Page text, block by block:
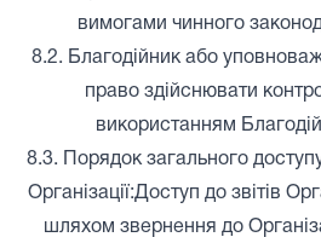
вимогами чинного
8.2. Благодійник або
право здійснювати
використанням
8.3. Порядок загального
Організації:Доступ до звітів
шляхом звернення до